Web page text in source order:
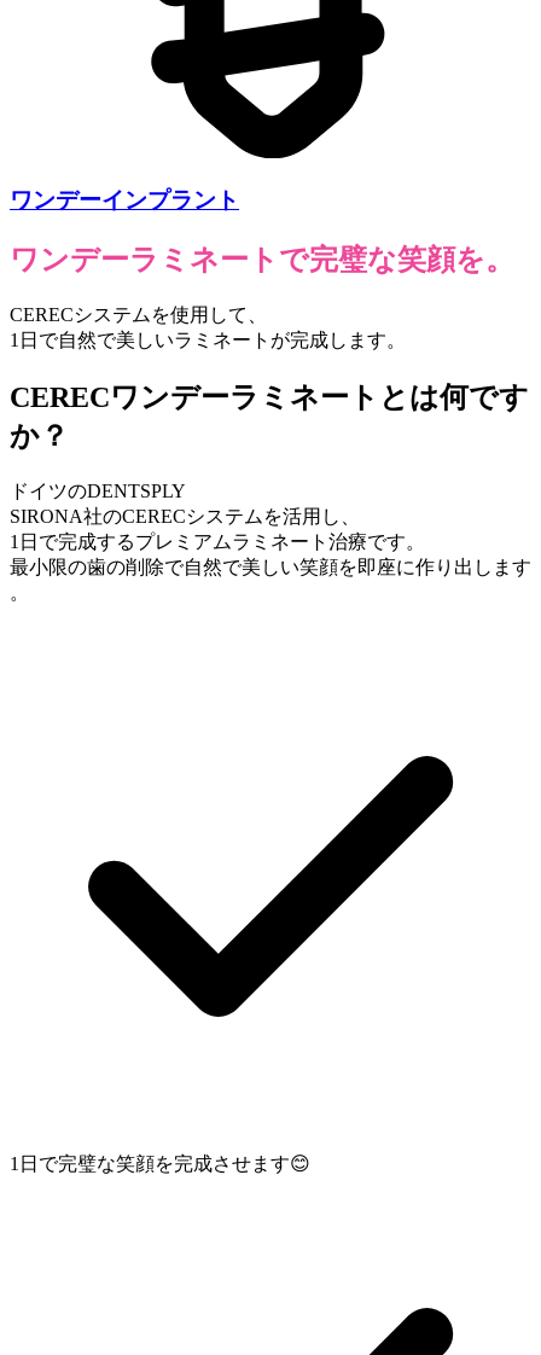
ワンデーインプラント
ワンデーラミネートで完璧な笑顔を。
CERECシステムを使用して、
1日で自然で美しいラミネートが完成します。
CERECワンデーラミネートとは何です
か？
ドイツのDENTSPLY
SIRONA社のCERECシステムを活用し、
1日で完成するプレミアムラミネート治療です。
最小限の歯の削除で自然で美しい笑顔を即座に作り出します
。
1日で完璧な笑顔を完成させます😊